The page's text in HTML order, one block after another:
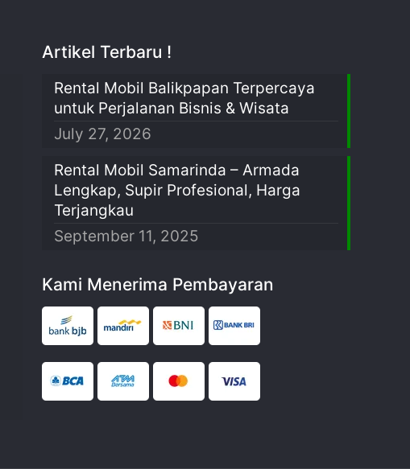
Artikel Terbaru !
Rental Mobil Balikpapan Terpercaya
untuk Perjalanan Bisnis & Wisata
July 27, 2026
Rental Mobil Samarinda – Armada
Lengkap, Supir Profesional, Harga
Terjangkau
September 11, 2025
Kami Menerima Pembayaran